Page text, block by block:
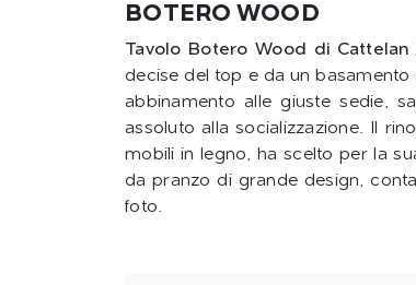
BOTERO WOOD
Tavolo Botero Wood di Cattelan
decise del top e da un
abbinamento alle giuste sedie,
assoluto alla socializzazione. Il
mobili in legno, ha scelto per la
da pranzo di grande design,
foto.